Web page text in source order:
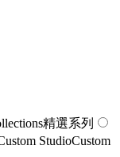
精選系列
Custom